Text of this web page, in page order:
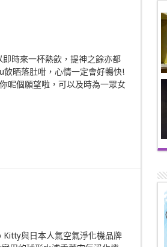
時來一杯熱飲，提神之餘亦都
晒落肚咁，心情一定會好暢快!
呢個願望啦，可以及時為一眾女
與日本人氣空氣淨化機品牌